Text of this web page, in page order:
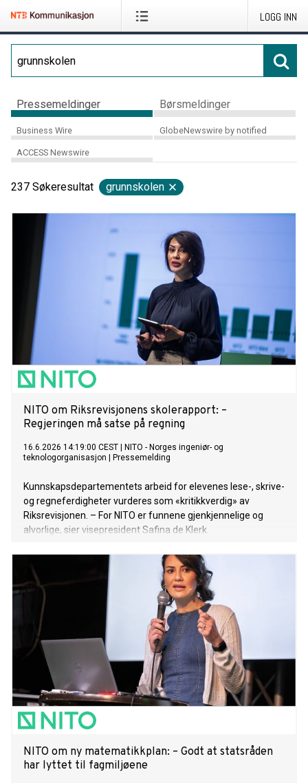
LOGG INN
Pressemeldinger Børsmeldinger
Business Wire GlobeNewswire by notified
ACCESS Newswire
237 Søkeresultat grunnskolen
NITO om Riksrevisjonens skolerapport: –
Regjeringen må satse på regning
16.6.2026 14:19:00 CEST
NITO - Norges ingeniør- og
teknologorganisasjon
Pressemelding
Kunnskapsdepartementets arbeid for elevenes lese-, skrive-
og regneferdigheter vurderes som «kritikkverdig» av
Riksrevisjonen. – For NITO er funnene gjenkjennelige og
alvorlige, sier visepresident Safina de Klerk.
NITO om ny matematikkplan: – Godt at statsråden
har lyttet til fagmiljøene